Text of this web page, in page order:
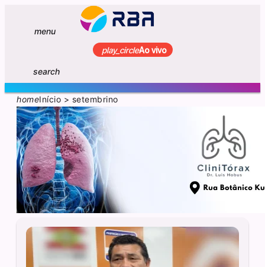
menu
play_circleAo vivo
search
homeInício > setembrino